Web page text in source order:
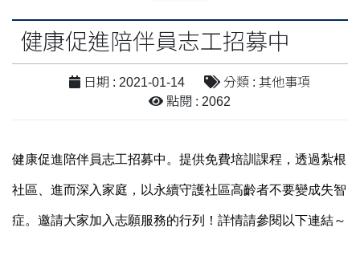
健康促進陪伴員志工招募中
日期 : 2021-01-14
分類 : 其他事項
點閱 : 2062
健康促進陪伴員志工招募中。提供免費培訓課程，透過紮根
社區、進而深入家庭，以永續守護社區高齡者不要變成失智
症。邀請大家加入志願服務的行列！詳情請參閱以下連結～